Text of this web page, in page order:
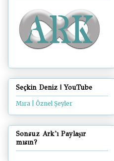
Seçkin Deniz | YouTube
Mıra | Öznel Şeyler
Sonsuz Ark'ı Paylaşır
mısın?